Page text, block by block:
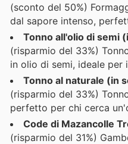
(sconto del 50%)
dal sapore intenso,
Tonno all'olio di semi
(risparmio del 33%)
in olio di semi, ideale per
Tonno al naturale (in
(risparmio del 33%)
perfetto per chi cerca
Code di Mazancolle
(risparmio del 31%)